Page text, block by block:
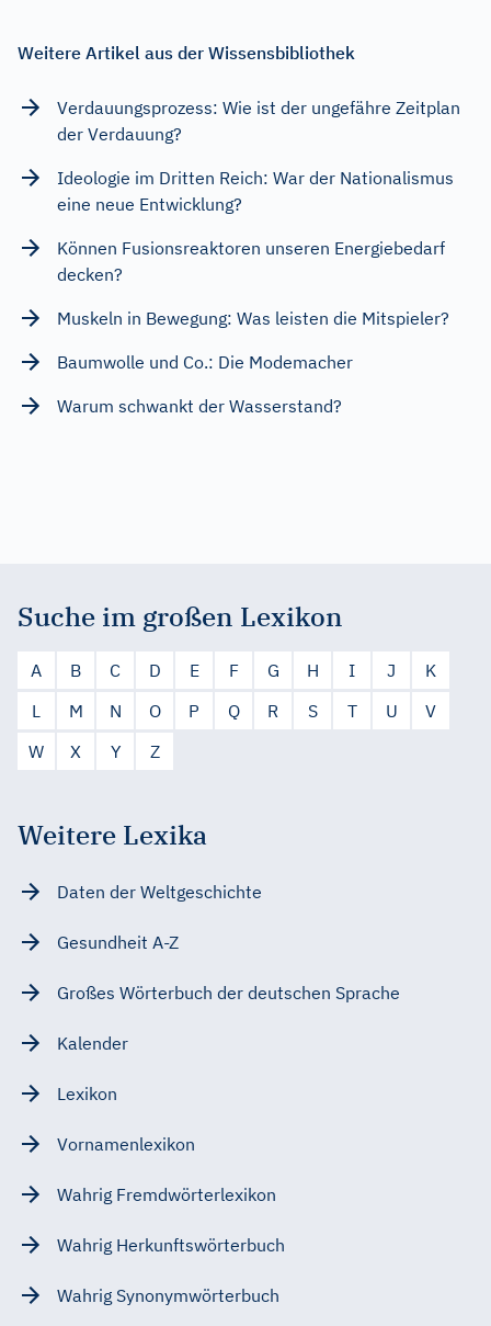
Weitere Artikel aus der Wissensbibliothek
Verdauungsprozess: Wie ist der ungefähre Zeitplan
der Verdauung?
Ideologie im Dritten Reich: War der Nationalismus
eine neue Entwicklung?
Können Fusionsreaktoren unseren Energiebedarf
decken?
Muskeln in Bewegung: Was leisten die Mitspieler?
Baumwolle und Co.: Die Modemacher
Warum schwankt der Wasserstand?
Suche im großen Lexikon
A B C D E F G H I J
K
L
M N O P Q R S T U
V
W
X Y Z
Weitere Lexika
Daten der Weltgeschichte
Gesundheit A-Z
Großes Wörterbuch der deutschen Sprache
Kalender
Lexikon
Vornamenlexikon
Wahrig Fremdwörterlexikon
Wahrig Herkunftswörterbuch
Wahrig Synonymwörterbuch